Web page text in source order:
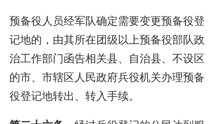
预备役人员经军队确定需要变更预备役登
记地的，由其所在团级以上预备役部队政
治工作部门函告相关县、自治县、不设区
的市、市辖区人民政府兵役机关办理预备
役登记地转出、转入手续。